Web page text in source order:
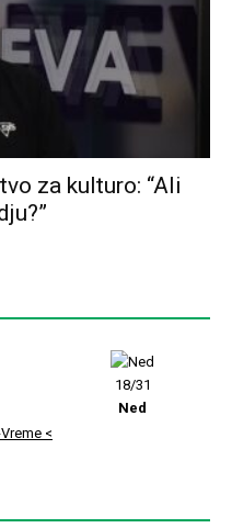
za kulturo: “Ali
18/31
Ned
<